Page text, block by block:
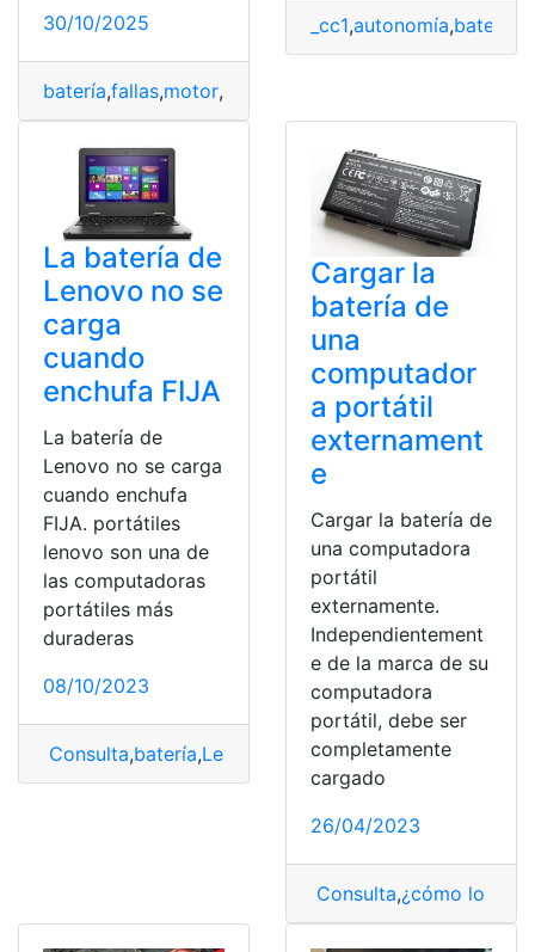
30/10/2025
batería,fallas,motor,
_cc1,autonomía,batería
La batería de
Lenovo no se
carga
cuando
enchufa FIJA
La batería de
Lenovo no se carga
cuando enchufa
FIJA. portátiles
lenovo son una de
las computadoras
portátiles más
duraderas
08/10/2023
Consulta,batería,Lenovo Problemas
Cargar la
batería de
una
computador
a portátil
externament
e
Cargar la batería de
una computadora
portátil
externamente.
Independientement
e de la marca de su
computadora
portátil, debe ser
completamente
cargado
26/04/2023
Consulta,¿cómo lo